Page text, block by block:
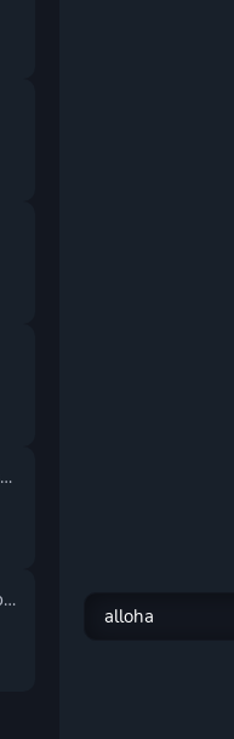
Старик из деревни становится Святым мечом 2 сезон
Мир отомэ-игр - это тяжёлый мир для мобов 2 сезон